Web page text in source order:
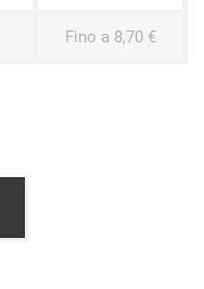
Fino a 8,70 €